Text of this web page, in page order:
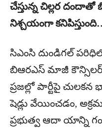
చేస్తున్న చిల్లర
నిశ్చయంగా
సిఎంసి దుండిగల్
బిఆరఎస్ మాజీ కౌన్సిలర్
ప్రజల్లో పార్టీపై చులకన
షెడ్లు వేయించడం,
ప్రభుత్వ ఆదా యాన్ని